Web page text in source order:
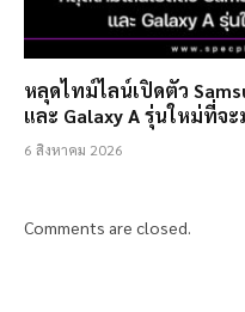
หลุดไทม์ไลน์เปิดตัว
และ Galaxy A รุ่นใหม่ที่จ
6 สิงหาคม 2026
Comments are closed.